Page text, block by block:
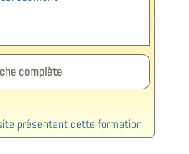
complète
présentant cette formation